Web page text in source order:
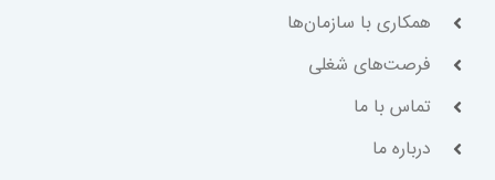
همکاری با سازمان‌ها
فرصت‌های شغلی
تماس با ما
درباره ما